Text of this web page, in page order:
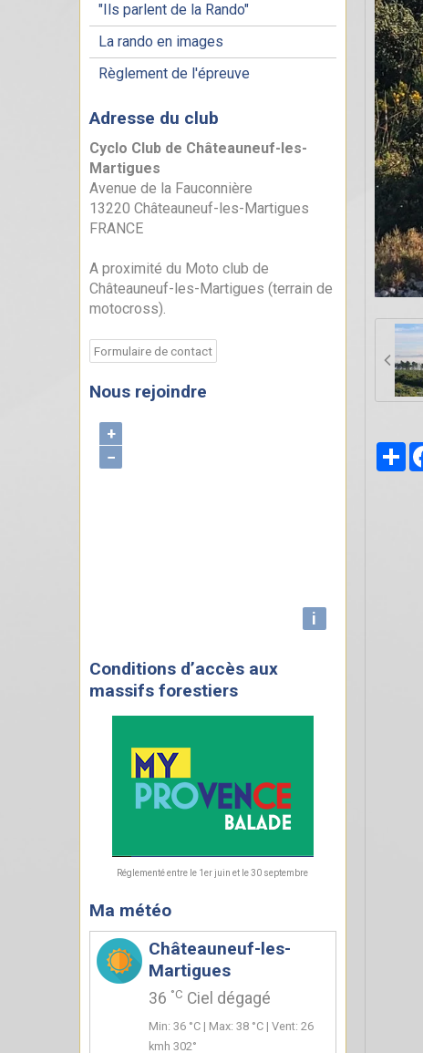
"Ils parlent de la Rando"
La rando en images
Règlement de l'épreuve
Adresse du club
Cyclo Club de Châteauneuf-les-
Martigues
Avenue de la Fauconnière
13220 Châteauneuf-les-Martigues
FRANCE
A proximité du Moto club de
Châteauneuf-les-Martigues (terrain de
motocross).
Formulaire de contact
Nous rejoindre
+
−
i
Conditions d’accès aux
massifs forestiers
Réglementé entre le 1er juin et le 30 septembre
Ma météo
Châteauneuf-les-
Martigues
36 °C Ciel dégagé
Min: 36 °C | Max: 38 °C | Vent: 26
kmh 302°